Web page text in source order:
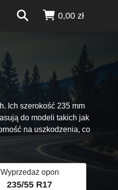
0,00 zł
Ich szerokość 235 mm
do modeli takich jak
na uszkodzenia, co
Wyprzedaż opon
235/55 R17